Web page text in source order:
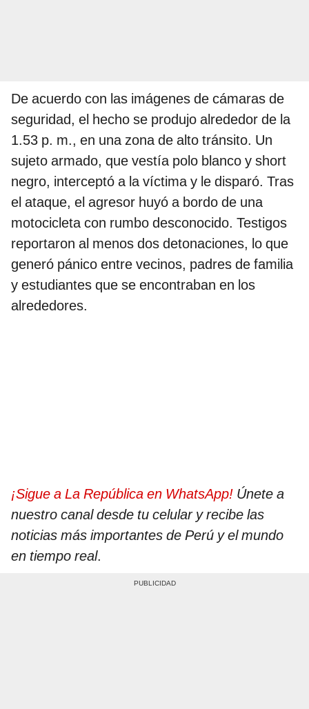
De acuerdo con las imágenes de cámaras de
seguridad, el hecho se produjo alrededor de la
1.53 p. m., en una zona de alto tránsito. Un
sujeto armado, que vestía polo blanco y short
negro, interceptó a la víctima y le disparó. Tras
el ataque, el agresor huyó a bordo de una
motocicleta con rumbo desconocido. Testigos
reportaron al menos dos detonaciones, lo que
generó pánico entre vecinos, padres de familia
y estudiantes que se encontraban en los
alrededores.
¡Sigue a La República en WhatsApp! Únete a
nuestro canal desde tu celular y recibe las
noticias más importantes de Perú y el mundo
en tiempo real.